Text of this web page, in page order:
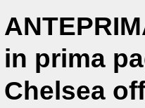
in prima
Chelsea